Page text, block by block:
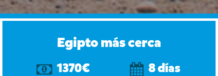
Egipto más cerca
1370€ 8 días